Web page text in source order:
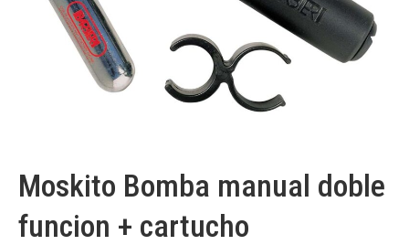
Moskito Bomba manual doble
funcion + cartucho